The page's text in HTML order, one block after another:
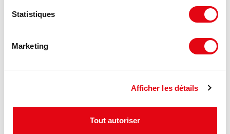
Statistiques
Marketing
Afficher les détails
Tout autoriser
400 m²